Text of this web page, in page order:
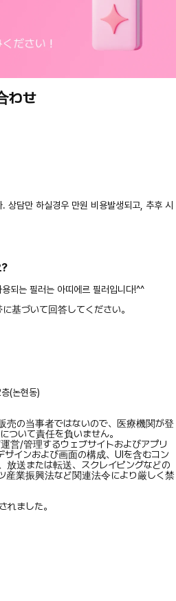
わせ
상담만 하실경우 만원 비용발생되고, 추후 시
?
되는 필러는 아띠에르 필러입니다!^^
基づいて回答してください。
(논현동)
売の当事者ではないので、医療機関が登
いて責任を負いません。
営/管理するウェブサイトおよびアプリ
インおよび画面の構成、UIを含むコン
放送または転送、スクレイピングなどの
産業振興法など関連法令により厳しく禁
ました。